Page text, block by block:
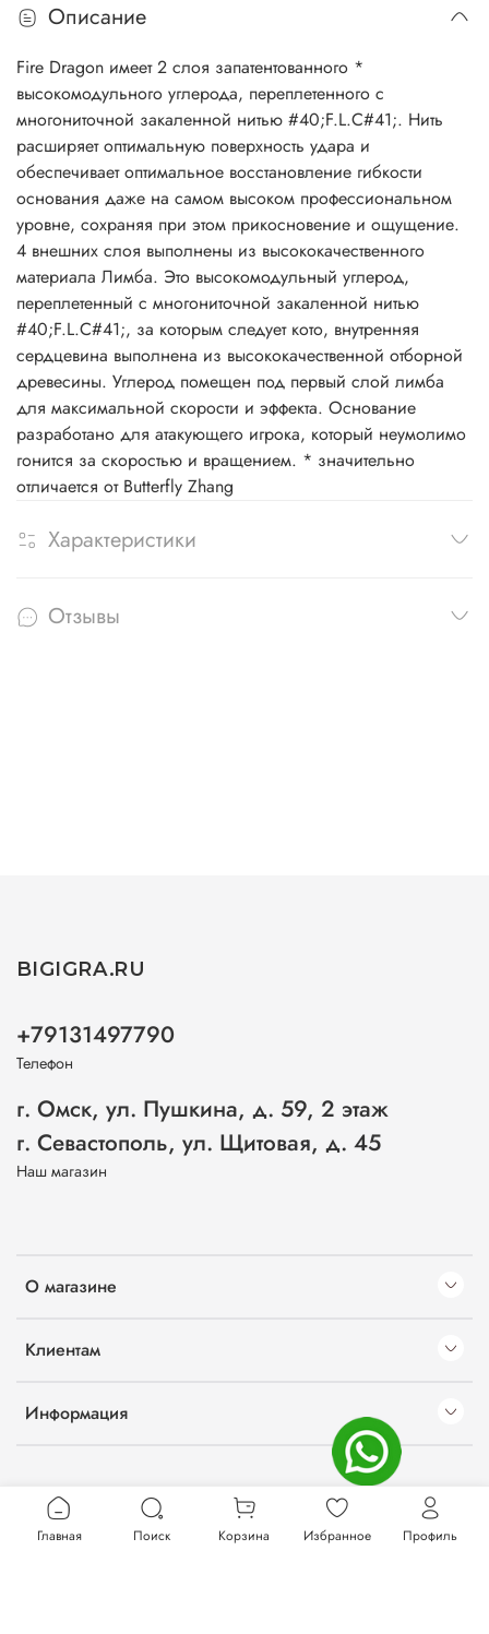
Описание
Fire Dragon имеет 2 слоя запатентованного *
высокомодульного углерода, переплетенного с
многониточной закаленной нитью #40;F.L.C#41;. Нить
расширяет оптимальную поверхность удара и
обеспечивает оптимальное восстановление гибкости
основания даже на самом высоком профессиональном
уровне, сохраняя при этом прикосновение и ощущение.
4 внешних слоя выполнены из высококачественного
материала Лимба. Это высокомодульный углерод,
переплетенный с многониточной закаленной нитью
#40;F.L.C#41;, за которым следует кото, внутренняя
сердцевина выполнена из высококачественной отборной
древесины. Углерод помещен под первый слой лимба
для максимальной скорости и эффекта. Основание
разработано для атакующего игрока, который неумолимо
гонится за скоростью и вращением. * значительно
отличается от Butterfly Zhang
Характеристики
Отзывы
О магазине
Клиентам
Информация
BIGIGRA.RU
+79131497790
Телефон
г. Омск, ул. Пушкина, д. 59, 2 этаж
г. Севастополь, ул. Щитовая, д. 45
Наш магазин
Главная Поиск Корзина Избранное Профиль